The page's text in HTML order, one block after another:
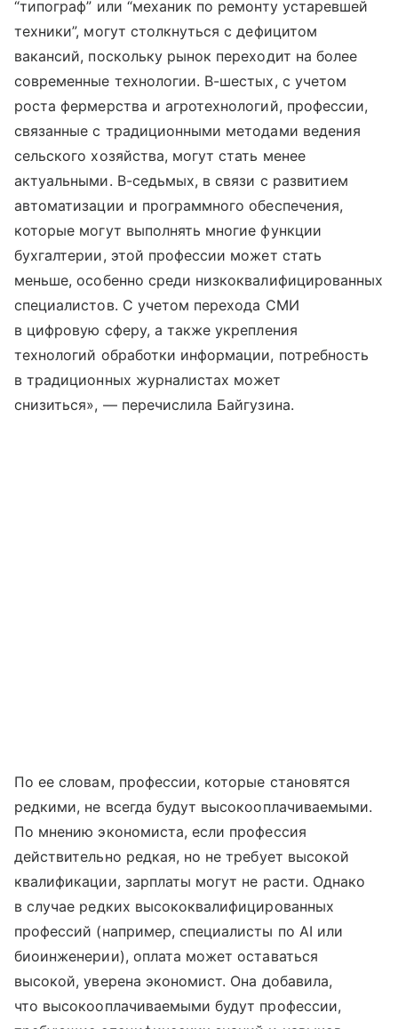
“типограф” или “механик по ремонту устаревшей
техники”, могут столкнуться с дефицитом
вакансий, поскольку рынок переходит на более
современные технологии. В-шестых, с учетом
роста фермерства и агротехнологий, профессии,
связанные с традиционными методами ведения
сельского хозяйства, могут стать менее
актуальными. В-седьмых, в связи с развитием
автоматизации и программного обеспечения,
которые могут выполнять многие функции
бухгалтерии, этой профессии может стать
меньше, особенно среди низкоквалифицированных
специалистов. С учетом перехода СМИ
в цифровую сферу, а также укрепления
технологий обработки информации, потребность
в традиционных журналистах может
снизиться», — перечислила Байгузина.
По ее словам, профессии, которые становятся
редкими, не всегда будут высокооплачиваемыми.
По мнению экономиста, если профессия
действительно редкая, но не требует высокой
квалификации, зарплаты могут не расти. Однако
в случае редких высококвалифицированных
профессий (например, специалисты по AI или
биоинженерии), оплата может оставаться
высокой, уверена экономист. Она добавила,
что высокооплачиваемыми будут профессии,